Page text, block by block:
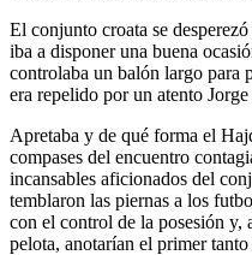
El conjunto croata se
iba a disponer una buena
controlaba un balón largo para
era repelido por un atento
Apretaba y de qué forma el
compases del encuentro
incansables aficionados del
temblaron las piernas a los
con el control de la posesión y,
pelota, anotarían el primer